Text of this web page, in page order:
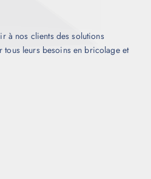
à nos clients des solutions
tous leurs besoins en bricolage et